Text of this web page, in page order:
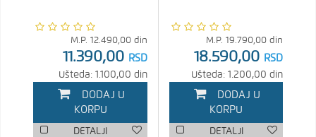
M.P. 12.490,00 din
11.390,00 RSD
Ušteda: 1.100,00 din
DODAJ U
KORPU
DETALJI
M.P. 19.790,00 din
18.590,00 RSD
Ušteda: 1.200,00 din
DODAJ U
KORPU
DETALJI